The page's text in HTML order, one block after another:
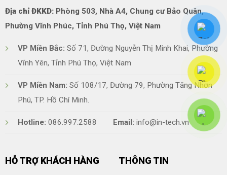
Địa chỉ ĐKKD:Phòng 503, Nhà A4, Chung cư Bảo Quân,
Phường Vĩnh Phúc, Tỉnh Phú Thọ, Việt Nam
VP Miền Bắc: Số 71, Đường Nguyễn Thị Minh Khai, Phường
Vĩnh Yên, Tỉnh Phú Thọ, Việt Nam
VP Miền Nam: Số 108/17, Đường 79, Phường Tăng Nhơn
Phú, TP. Hồ Chí Minh.
Hotline: 086.997.2588 Email: info@in-tech.vn
HỖ TRỢ KHÁCH HÀNG THÔNG TIN